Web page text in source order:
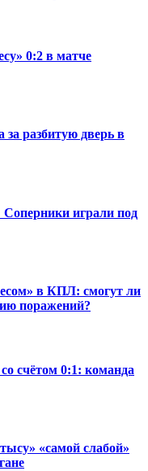
0:2 в матче
разбитую дверь в
играли под
в КПЛ: смогут ли
поражений?
счётом 0:1: команда
«самой слабой»